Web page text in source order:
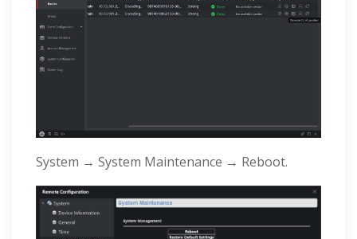
System → System Maintenance → Reboot.